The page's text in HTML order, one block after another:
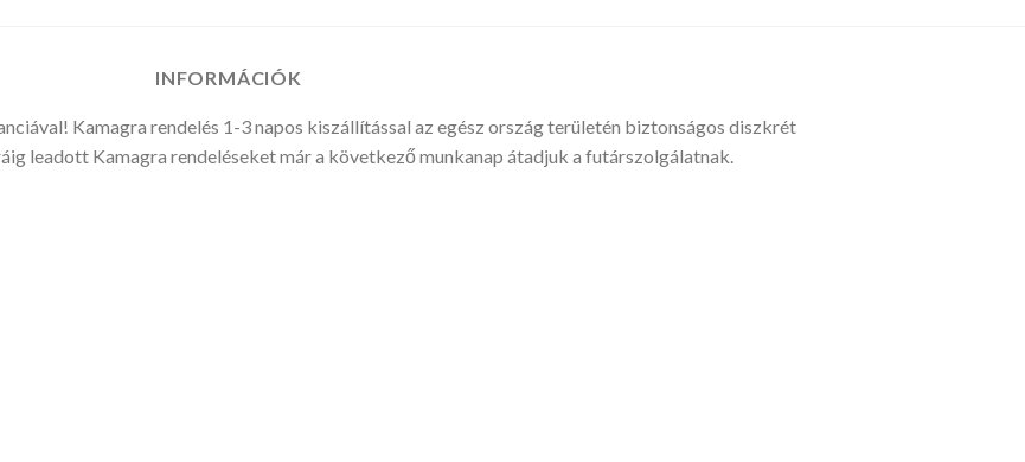
INFORMÁCIÓK
Kamagra rendelés 1-3 napos kiszállítással az egész ország területén biztonságos diszkrét
leadott Kamagra rendeléseket már a következő munkanap átadjuk a futárszolgálatnak.